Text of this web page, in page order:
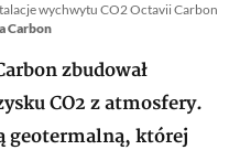
wychwytu CO2 Octavii Carbon
Carbon
zbudował
CO2 z atmosfery.
geotermalną, której